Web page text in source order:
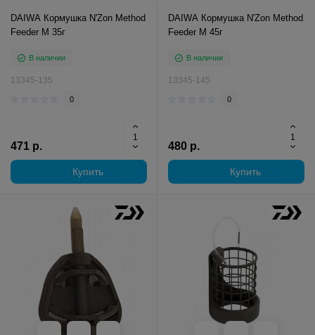
DAIWA Кормушка N'Zon Method
Feeder M 35г
В наличии
13345-135
0
471 р.
Купить
DAIWA Кормушка N'Zon Method
Feeder M 45г
В наличии
13345-145
0
480 р.
Купить